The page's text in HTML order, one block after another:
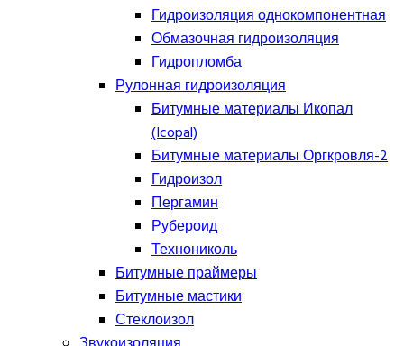
Гидроизоляция однокомпонентная
Обмазочная гидроизоляция
Гидропломба
Рулонная гидроизоляция
Битумные материалы Икопал
(Icopal)
Битумные материалы Оргкровля-2
Гидроизол
Пергамин
Рубероид
Технониколь
Битумные праймеры
Битумные мастики
Стеклоизол